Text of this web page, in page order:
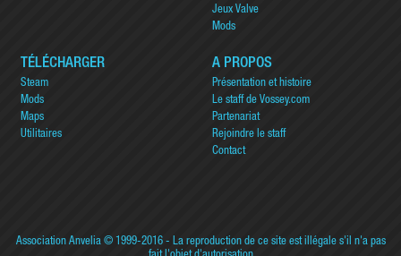
Jeux Valve
Mods
TÉLÉCHARGER
Steam
Mods
Maps
Utilitaires
A PROPOS
Présentation et histoire
Le staff de Vossey.com
Partenariat
Rejoindre le staff
Contact
Association Anvelia© 1999-2016 - La reproduction de ce site est illégale s'il n'a pas